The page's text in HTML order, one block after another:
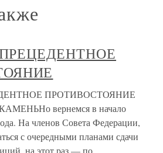
ПРОТИВОСТОЯНИЕ
вернемся в начало
На членов Совета Федерации,
с очередными планами сдачи
на этот раз — по